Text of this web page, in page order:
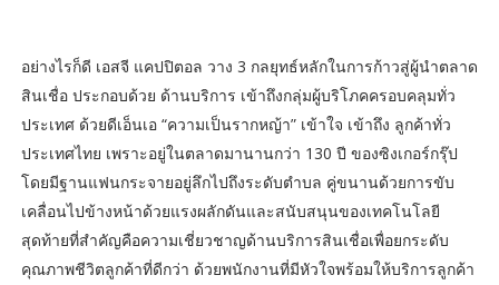
อย่างไรก็ดี เอสจี แคปปิตอล วาง 3 กลยุทธ์หลักในการก้าวสู่ผู้นำตลาด
สินเชื่อ ประกอบด้วย ด้านบริการ เข้าถึงกลุ่มผู้บริโภคครอบคลุมทั่ว
ประเทศ ด้วยดีเอ็นเอ “ความเป็นรากหญ้า” เข้าใจ เข้าถึง ลูกค้าทั่ว
ประเทศไทย เพราะอยู่ในตลาดมานานกว่า 130 ปี ของซิงเกอร์กรุ๊ป
โดยมีฐานแฟนกระจายอยู่ลึกไปถึงระดับตำบล คู่ขนานด้วยการขับ
เคลื่อนไปข้างหน้าด้วยแรงผลักดันและสนับสนุนของเทคโนโลยี
สุดท้ายที่สำคัญคือความเชี่ยวชาญด้านบริการสินเชื่อเพื่อยกระดับ
คุณภาพชีวิตลูกค้าที่ดีกว่า ด้วยพนักงานที่มีหัวใจพร้อมให้บริการลูกค้า